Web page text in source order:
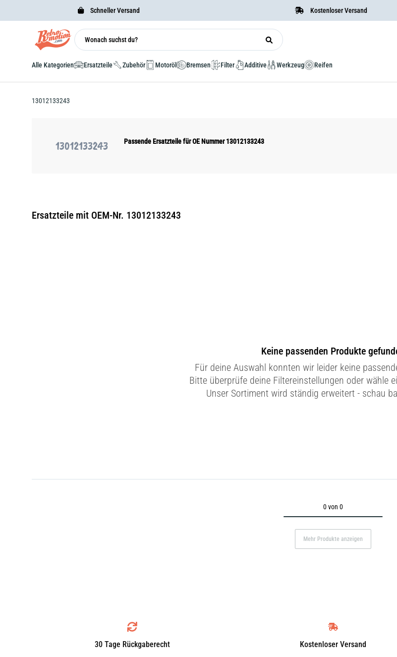
Schneller Versand Kostenloser Versand
Alle Kategorien Ersatzteile Zubehör Motoröl Bremsen Filter Additive Werkzeug Reifen
13012133243
13012133243 Passende Ersatzteile für OE Nummer 13012133243
Ersatzteile mit OEM-Nr. 13012133243
Keine passenden Produkte
Für deine Auswahl konnten wir leider keine
Bitte überprüfe deine Filtereinstellungen oder wähle
Unser Sortiment wird ständig erweitert - schau
0 von 0
Mehr Produkte anzeigen
30 Tage Rückgaberecht Kostenloser Versand